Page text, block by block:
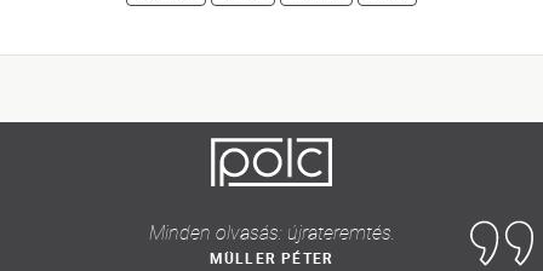
Minden olvasás: újrateremtés.
MÜLLER PÉTER